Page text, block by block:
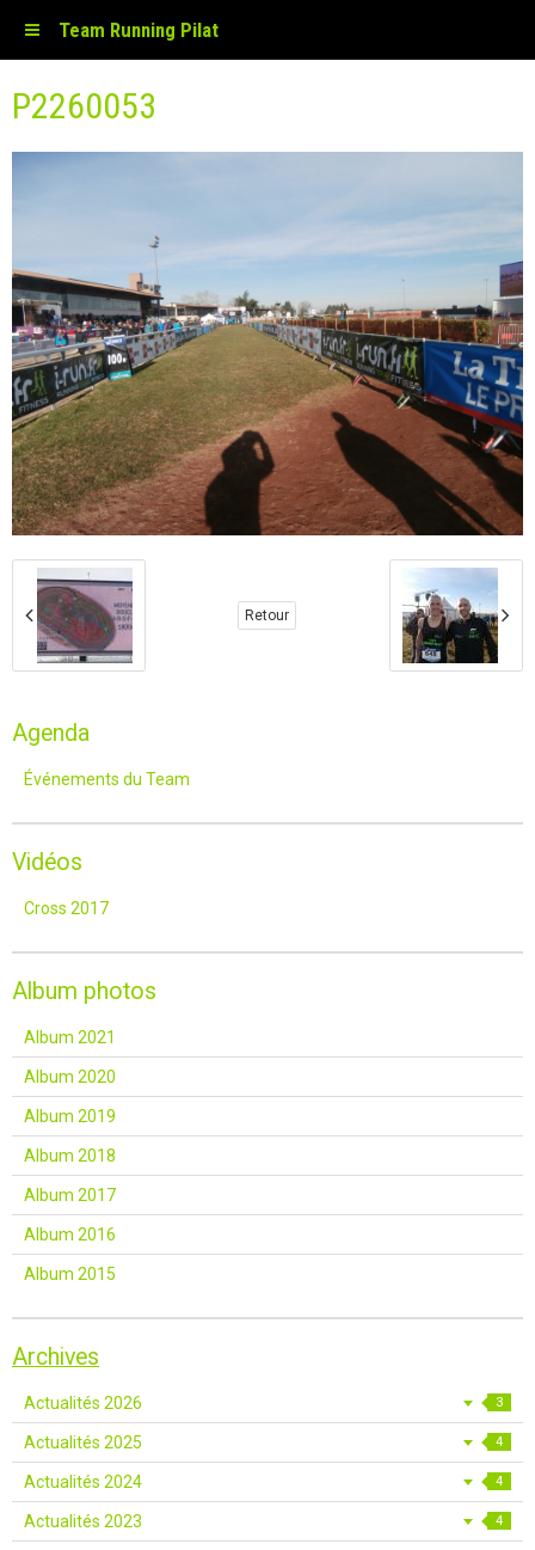
Team Running Pilat
P2260053
Retour
Agenda
Événements du Team
Vidéos
Cross 2017
Album photos
Album 2021
Album 2020
Album 2019
Album 2018
Album 2017
Album 2016
Album 2015
Archives
Actualités 2026 3
Actualités 2025 4
Actualités 2024 4
Actualités 2023 4